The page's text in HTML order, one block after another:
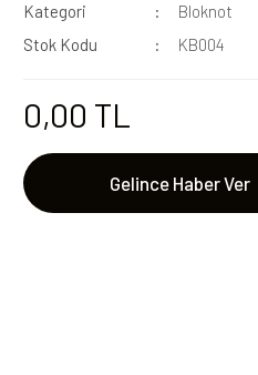
Kategori
Bloknot
Stok Kodu
KB004
0,00 TL
Gelince Haber Ver